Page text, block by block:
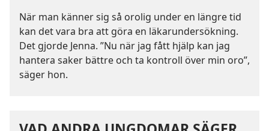
När man känner sig så orolig under en längre tid
kan det vara bra att göra en läkarundersökning.
Det gjorde Jenna. ”Nu när jag fått hjälp kan jag
hantera saker bättre och ta kontroll över min oro”,
säger hon.